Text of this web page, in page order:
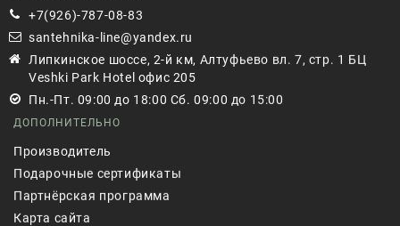
+7(926)-787-08-83
santehnika-line@yandex.ru
Липкинское шоссе, 2-й км, Алтуфьево вл. 7, стр. 1 БЦ
Veshki Park Hotel офис 205
Пн.-Пт. 09:00 до 18:00 Сб. 09:00 до 15:00
ДОПОЛНИТЕЛЬНО
Производитель
Подарочные сертификаты
Партнёрская программа
Карта сайта